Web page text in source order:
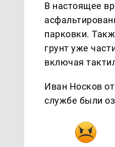
В настоящее
парковки.
грунт уже
включая
Иван Носков
службе были